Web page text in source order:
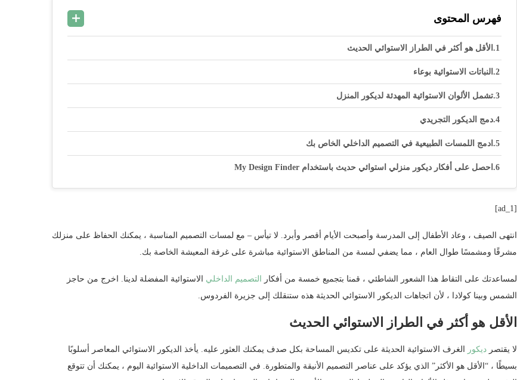
فهرس المحتوى
الأقل هو أكثر في الطراز الاستوائي الحديث
النباتات الاستوائية بوعاء
تشمل الألوان الاستوائية المهدئة لديكور المنزل
دمج الديكور التجريدي
ادمج اللمسات الطبيعية في التصميم الداخلي الخاص بك
احصل على أفكار ديكور منزلي استوائي حديث باستخدام My Design Finder
[ad_1]
انتهى الصيف ، وعاد الأطفال إلى المدرسة وأصبحت الأيام أقصر وأبرد. لا تيأس – مع لمسات التصميم المناسبة ، يمكنك الحفاظ على منزلك
مشرقًا ومشمسًا طوال العام ، مما يضفي لمسة من المناطق الاستوائية مباشرة على غرفة المعيشة الخاصة بك.
لمساعدتك على التقاط هذا الشعور الشاطئي ، قمنا بتجميع خمسة من أفكار التصميم الداخلي الاستوائية المفضلة لدينا. اخرج من حاجز
الشمس وبينا كولادا ، لأن اتجاهات الديكور الاستوائي الحديثة هذه ستنقلك إلى جزيرة الفردوس.
الأقل هو أكثر في الطراز الاستوائي الحديث
لا يقتصرديكور
الغرف الاستوائية الحديثة على تكديس المساحة بكل صدف يمكنك العثور عليه. يأخذ الديكور الاستوائي المعاصر أسلوبًا
بسيطًا ، “الأقل هو الأكثر” الذي يؤكد على عناصر التصميم الأنيقة والمتطورة. في التصميمات الداخلية الاستوائية اليوم ، يمكنك أن تتوقع